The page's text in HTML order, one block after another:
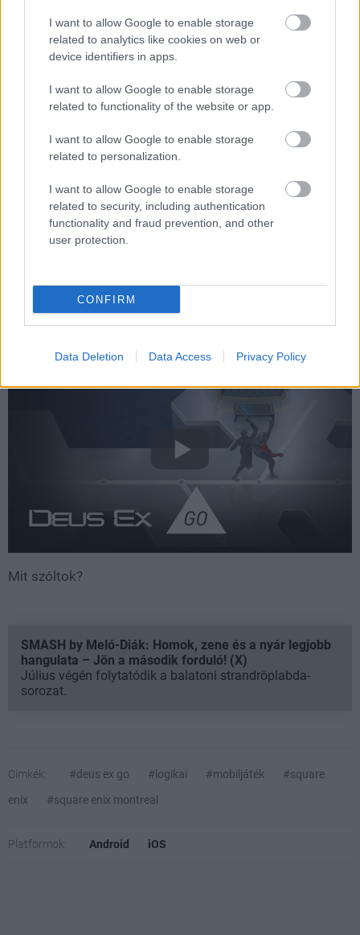
I want to allow Google to enable storage
related to analytics like cookies on web or
device identifiers in apps.
I want to allow Google to enable storage
related to functionality of the website or app.
I want to allow Google to enable storage
related to personalization.
I want to allow Google to enable storage
related to security, including authentication
functionality and fraud prevention, and other
user protection.
CONFIRM
Data Deletion Data Access Privacy Policy
ben még a Hitman GO-hoz kitalált formula, ugyanis
tavaly az év mobiljátékának ismegválasztották
Croft főszereplésével elkészített változatot, most pedig
egy újabb franchise-t dolgoznak fel logikai játékként.
részekhez hasonlóan a Square Enix Montréal lesz, de a
készítők ígérete szerint nem csupán a modellek külsejét
cserélik majd le az új epizódhoz. Patrick Naud szerint
ugyanis még magasabb grafikai színvonalra törekednek
ezúttal, ráadásulAdam Jensenaugmentációi, hackelési
képességei és különböző power-upok segítségével a
Ahogy az alábbi trailerből is kiderül, a megjelenés sincs
messze, ugyanis a Mankind Dividedhez hasonlóan a
Deus Ex GO is még nyáron megjelenik.
Mit szóltok?
SMASH by Meló-Diák: Homok, zene és a nyár legjobb
hangulata – Jön a második forduló! (X)
Július végén folytatódik a balatoni strandröplabda-
sorozat.
Címkék: #deus ex go #logikai #mobiljáték
#square
enix
#square enix montreal
Platformok: Android iOS